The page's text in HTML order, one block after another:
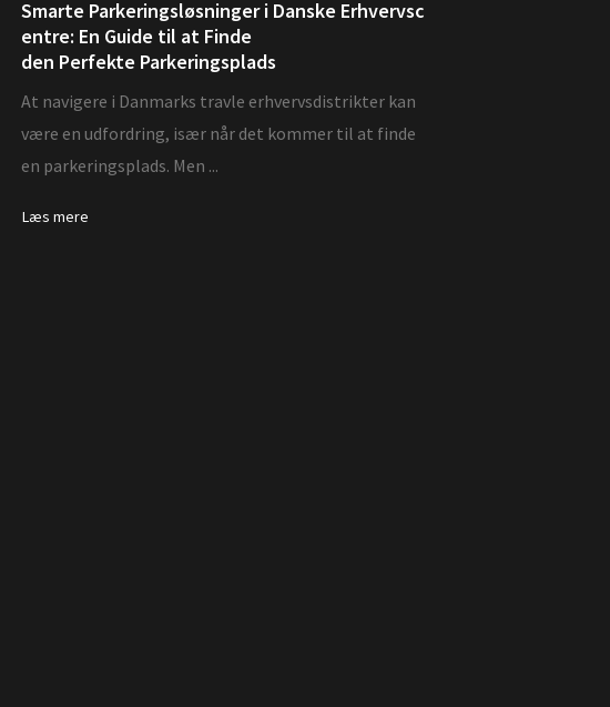
Smarte Parkeringsløsninger i Danske Erhvervsc
entre: En Guide til at Finde
den Perfekte Parkeringsplads
At navigere i Danmarks travle erhvervsdistrikter kan
være en udfordring, især når det kommer til at finde
en parkeringsplads. Men ...
Læs mere